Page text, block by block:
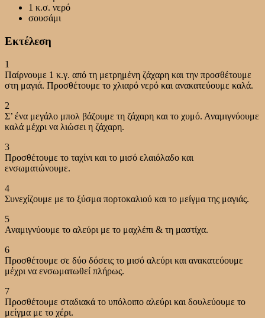
1 κ.σ. νερό
σουσάμι
Εκτέλεση
1
Παίρνουμε 1 κ.γ. από τη μετρημένη ζάχαρη και την προσθέτουμε
στη μαγιά. Προσθέτουμε το χλιαρό νερό και ανακατεύουμε καλά.
2
Σ’ ένα μεγάλο μπολ βάζουμε τη ζάχαρη και το χυμό. Αναμιγνύουμε
καλά μέχρι να λιώσει η ζάχαρη.
3
Προσθέτουμε το ταχίνι και το μισό ελαιόλαδο και
ενσωματώνουμε.
4
Συνεχίζουμε με το ξύσμα πορτοκαλιού και το μείγμα της μαγιάς.
5
Αναμιγνύουμε το αλεύρι με το μαχλέπι & τη μαστίχα.
6
Προσθέτουμε σε δύο δόσεις το μισό αλεύρι και ανακατεύουμε
μέχρι να ενσωματωθεί πλήρως.
7
Προσθέτουμε σταδιακά το υπόλοιπο αλεύρι και δουλεύουμε το
μείγμα με το χέρι.